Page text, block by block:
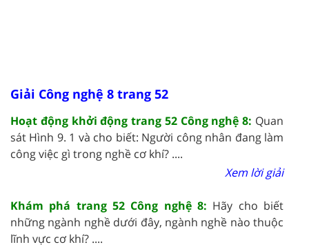
Giải Công nghệ 8 trang 52
Hoạt động khởi động trang 52 Công nghệ 8: Quan
sát Hình 9. 1 và cho biết: Người công nhân đang làm
công việc gì trong nghề cơ khí? ....
Xem lời giải
Khám phá trang 52 Công nghệ 8: Hãy cho biết
những ngành nghề dưới đây, ngành nghề nào thuộc
lĩnh vực cơ khí? ....